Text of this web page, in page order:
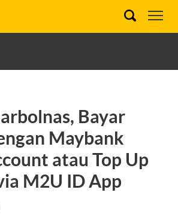
Bayar
Maybank
atau Top Up
M2U ID App